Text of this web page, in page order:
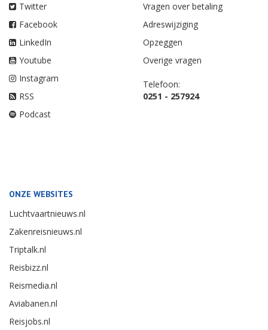
Twitter
Facebook
LinkedIn
Youtube
Instagram
RSS
Podcast
Vragen over betaling
Adreswijziging
Opzeggen
Overige vragen
Telefoon:
0251 - 257924
ONZE WEBSITES
Luchtvaartnieuws.nl
Zakenreisnieuws.nl
Triptalk.nl
Reisbizz.nl
Reismedia.nl
Aviabanen.nl
Reisjobs.nl